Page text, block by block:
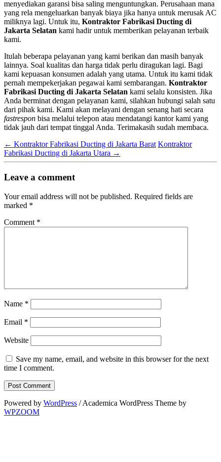
menyediakan garansi bisa saling menguntungkan. Perusahaan mana
yang rela mengeluarkan banyak biaya jika hanya untuk merusak AC
miliknya lagi. Untuk itu, Kontraktor Fabrikasi Ducting di
Jakarta Selatan kami hadir untuk memberikan pelayanan terbaik
kami.
Itulah beberapa pelayanan yang kami berikan dan masih banyak
lainnya. Soal kualitas dan harga tidak perlu diragukan lagi. Bagi
kami kepuasan konsumen adalah yang utama. Untuk itu kami tidak
pernah mempekerjakan pegawai kami sembarangan. Kontraktor
Fabrikasi Ducting di Jakarta Selatan kami selalu konsisten. Jika
Anda berminat dengan pelayanan kami, silahkan hubungi salah satu
dari pihak kami. Kami akan melayani dengan senang hati secara
fastrespon bisa melalui telepon atau mendatangi kantor kami yang
tidak jauh dari tempat tinggal Anda. Terimakasih sudah membaca.
← Kontraktor Fabrikasi Ducting di Jakarta Barat Kontraktor
Fabrikasi Ducting di Jakarta Utara →
Leave a comment
Your email address will not be published. Required fields are
marked *
Comment *
Name *
Email *
Website
Save my name, email, and website in this browser for the next
time I comment.
Powered by WordPress / Academica WordPress Theme by
WPZOOM